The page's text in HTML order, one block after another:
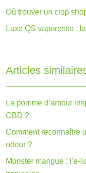
Où trouver un clop
Luxe QS vaporesso :
Articles
La pomme d’amour
CBD ?
Comment reconnaître
odeur ?
Monster mangue :